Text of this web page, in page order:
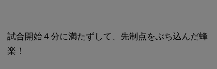
試合開始４分に満たずして、先制点をぶち込んだ蜂
楽！